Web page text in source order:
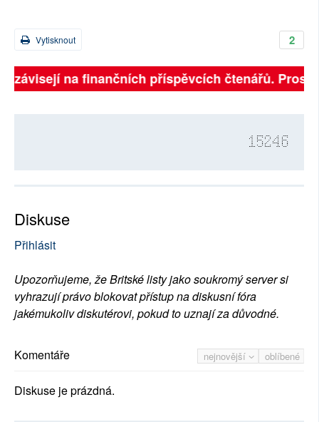
2
Vytisknout
na finančních příspěvcích čtenářů.
15246
Diskuse
Přihlásit
Upozorňujeme, že Britské listy jako soukromý server si
vyhrazují právo blokovat přístup na diskusní fóra
jakémukoliv diskutérovi, pokud to uznají za důvodné.
nejnovější oblíbené
Komentáře
Diskuse je prázdná.